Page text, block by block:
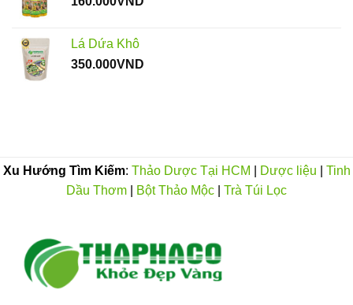
Lá Dứa Khô
350.000VND
Xu Hướng Tìm Kiếm: Thảo Dược Tại HCM Dược liệu
Tinh
Dầu Thơm
Bột Thảo Mộc Trà Túi Lọc